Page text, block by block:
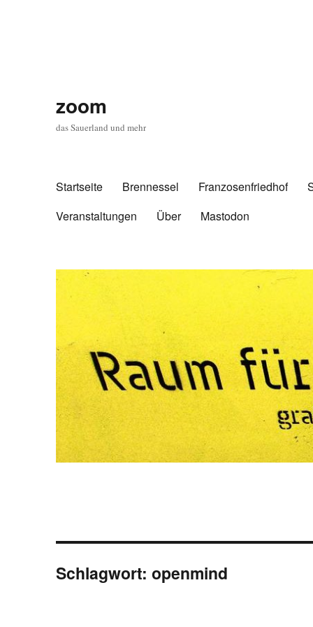
zoom
das Sauerland und mehr
Startseite Brennessel Franzosenfriedhof
Veranstaltungen
Über Mastodon
Schlagwort:openmind